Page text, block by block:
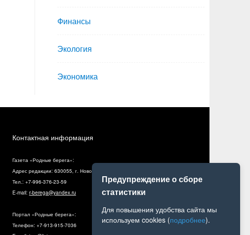
Финансы
Экология
Экономика
Контактная информация
Газета «Родные берега»:
Адрес редакции: 630055, г. Новосибирск, ул. Разъездная, 10, оф. 5
Тел.: +7-996-376-23-59
E-mail: r-berega@yandex.ru
Портал «Родные берега»:
Телефон: +7-913-915-7036
Предупреждение о сборе
статистики
Для повышения удобства сайта мы
используем cookies (подробнее).